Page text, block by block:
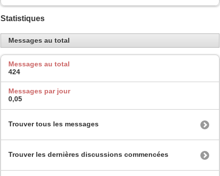
Statistiques
Messages au total
Messages au total
424
Messages par jour
0,05
Trouver tous les messages
Trouver les dernières discussions commencées